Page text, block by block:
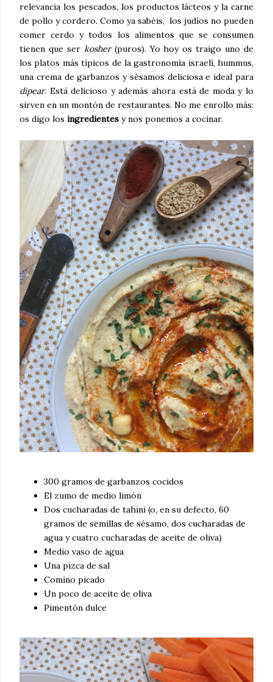
relevancia los pescados, los productos lácteos y la carne
de pollo y cordero. Como ya sabéis, los judíos no pueden
comer cerdo y todos los alimentos que se consumen
tienen que ser kosher(puros). Yo hoy os traigo uno de
los platos más típicos de la gastronomía israelí, hummus,
una crema de garbanzos y sésamos deliciosa e ideal para
dipear. Está delicioso y además ahora está de moda y lo
sirven en un montón de restaurantes. No me enrollo más:
os digo los ingredientes y nos ponemos a cocinar.
300 gramos de garbanzos cocidos
El zumo de medio limón
Dos cucharadas de tahini (o, en su defecto, 60
gramos de semillas de sésamo, dos cucharadas de
agua y cuatro cucharadas de aceite de oliva)
Medio vaso de agua
Una pizca de sal
Comino picado
Un poco de aceite de oliva
Pimentón dulce